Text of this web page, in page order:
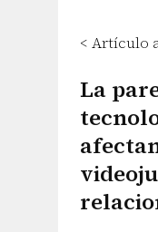
< Artículo
La